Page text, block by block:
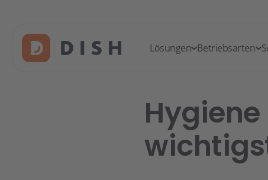
Lösungen Betriebsarten